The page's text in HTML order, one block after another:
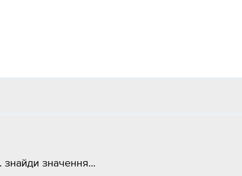
знайди значення...